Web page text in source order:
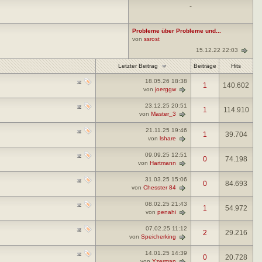
-
Probleme über Probleme und...
von ssrost
15.12.22 22:03
Letzter Beitrag Beiträge Hits
18.05.26 18:38
von joerggw 1 140.602
23.12.25 20:51
von Master_3 1 114.910
21.11.25 19:46
von lshare 1 39.704
09.09.25 12:51
von Hartmann 0 74.198
31.03.25 15:06
von Chesster 84 0 84.693
08.02.25 21:43
von penahi 1 54.972
07.02.25 11:12
von Speicherking 2 29.216
14.01.25 14:39
0 20.728